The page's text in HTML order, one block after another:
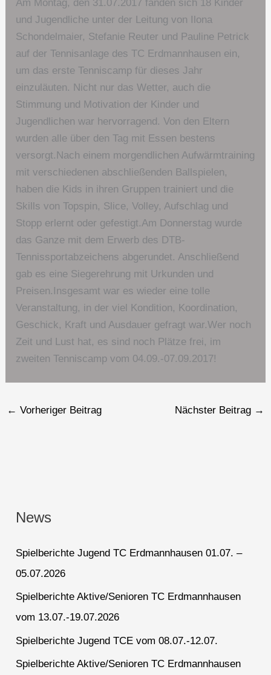
Am Montag, den 31.07.2017 fanden sich 18 Kinder
und Jugendliche unter der Leitung von Ilona
Schondelmaier, Stefanie Reuter und Pauline Petrick
auf der Tennisanlage des TC Erdmannhausen ein,
um das erste Tenniscamp für dieses Jahr
einzuläuten. Nicht nur das Wetter, auch die
Stimmung und Motivation der Kinder und
Jugendlichen war hervorragend. Von den Eltern
wurden alle über den Tag mit Essen bestens
versorgt.Nach einem morgendlichen Aufwärmtraining
mit verschiedenen abschließenden Ballspielen,
haben die Kids in ihren Gruppen trainiert und die
Skills von Topspin, Slice, Volley, Aufschlag und
Stopp erlernt oder gefestigt.Am Donnerstag wurde
das Ganze mit dem Erwerb des DTB-
Tennissportabzeichens abgerundet. Anschließend
gab es eine Siegerehrung mit Urkunden und
Preisen.Insgesamt war es wieder eine tolle
Veranstaltung, in der viel Kondition, Koordination,
Geschick, Kraft und Ausdauer gefragt war.Wer noch
Zeit und Lust hat, es sind noch Plätze frei, im
zweiten Tenniscamp vom 04.09.-07.09.2017!
← Vorheriger Beitrag Nächster Beitrag →
News
Spielberichte Jugend TC Erdmannhausen 01.07. –
05.07.2026
Spielberichte Aktive/Senioren TC Erdmannhausen
vom 13.07.-19.07.2026
Spielberichte Jugend TCE vom 08.07.-12.07.
Spielberichte Aktive/Senioren TC Erdmannhausen